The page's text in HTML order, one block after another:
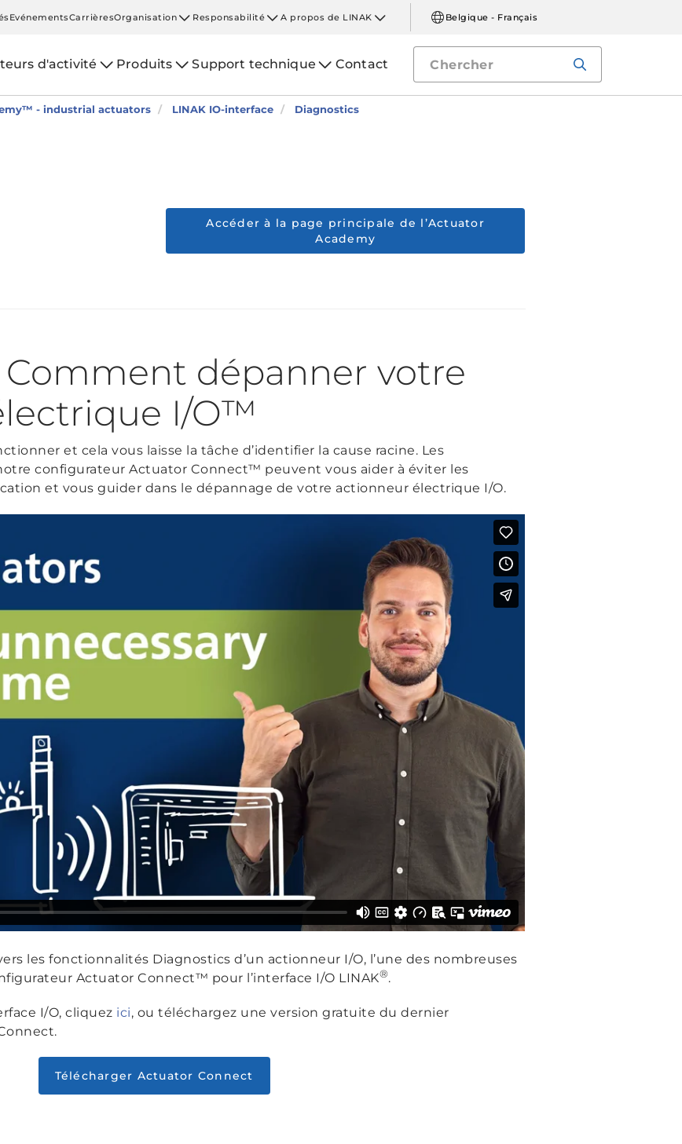
EvénementsCarrièresOrganisation Responsabilité A propos de LINAK Belgique - Français
d'activité Produits Support technique Contact
- industrial actuators LINAK IO-interface Diagnostics
Accéder à la page principale de l’Actuator
Academy
Comment dépanner votre
I/O™
et cela vous laisse la tâche d’identifier la cause racine. Les
configurateur Actuator Connect™ peuvent vous aider à éviter les
et vous guider dans le dépannage de votre actionneur électrique I/O.
les fonctionnalités Diagnostics d’un actionneur I/O, l’une des nombreuses
Actuator Connect™ pour l’interface I/O LINAK®.
I/O, cliquez ici, ou téléchargez une version gratuite du dernier
Télécharger Actuator Connect